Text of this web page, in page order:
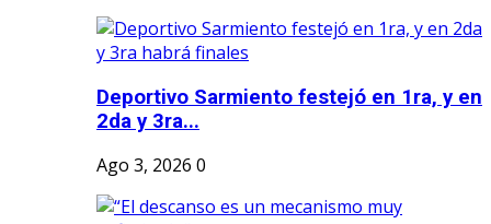
Deportivo Sarmiento festejó en 1ra, y en
2da y 3ra...
Ago 3, 2026 0